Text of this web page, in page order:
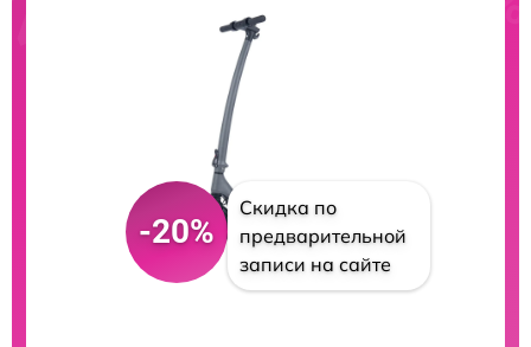
-20%
Скидка по
предварительной
записи на сайте